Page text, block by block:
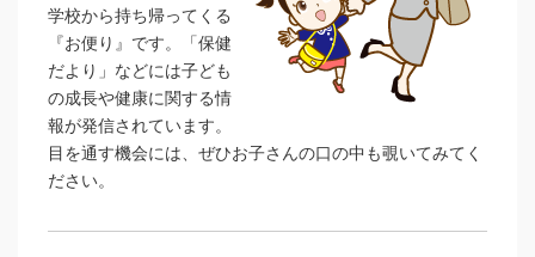
学校から持ち帰ってくる
『お便り』です。「保健
だより」などには子ども
の成長や健康に関する情
報が発信されています。
目を通す機会には、ぜひお子さんの口の中も覗いてみてく
ださい。